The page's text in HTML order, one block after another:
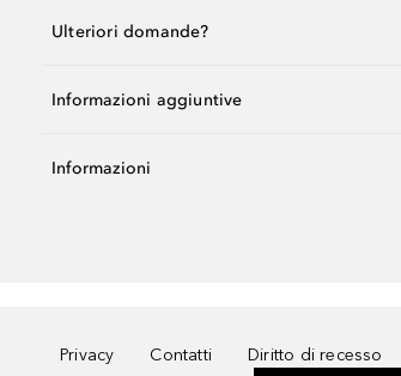
Ulteriori domande?
Informazioni aggiuntive
Informazioni
Privacy Contatti Diritto di recesso